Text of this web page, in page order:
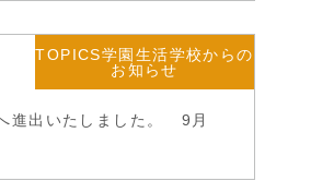
TOPICS学園生活学校からの
お知らせ
進出いたしました。 9月